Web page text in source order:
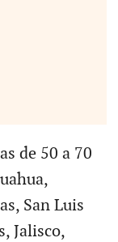
de 50 a 70
San Luis
Jalisco,